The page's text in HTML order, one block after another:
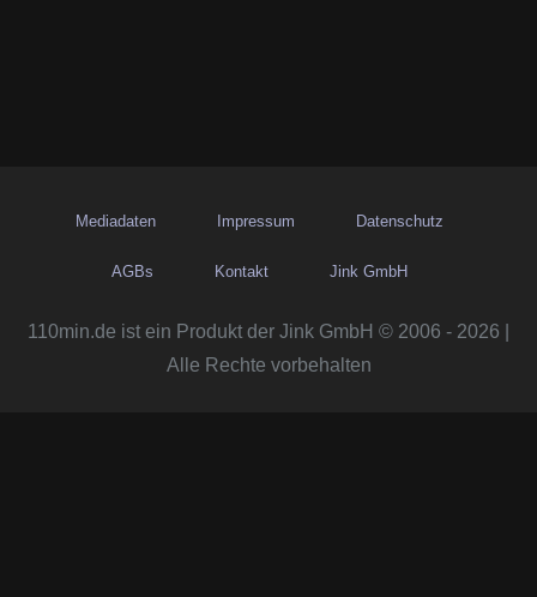
Mediadaten Impressum Datenschutz
AGBs Kontakt Jink GmbH
110min.de ist ein Produkt der Jink GmbH © 2006 - 2026 |
Alle Rechte vorbehalten